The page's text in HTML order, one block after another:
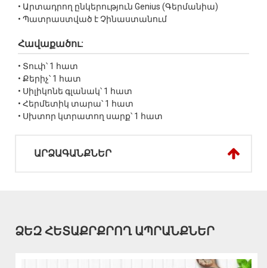
• Արտադրող ընկերություն Genius (Գերմանիա)
• Պատրաստված է Չինաստանում
Հավաքածու:
• Տուփ՝ 1 հատ
• Քերիչ՝ 1 հատ
• Սիլիկոնե գլանակ՝ 1 հատ
• Հերմետիկ տարա՝ 1 հատ
• Սխտոր կտրատող սարք՝ 1 հատ
ԱՐՁԱԳԱՆՔՆԵՐ
ՁԵԶ ՀԵՏԱՔՐՔՐՈՂ ԱՊՐԱՆՔՆԵՐ